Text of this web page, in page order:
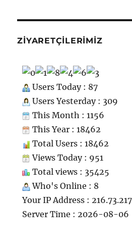
ZIYARETÇILERIMIZ
Users Today : 87
Users Yesterday : 309
This Month : 1156
This Year : 18462
Total Users : 18462
Views Today : 951
Total views : 35425
Who's Online : 8
Your IP Address :
Server Time : 2026-08-06